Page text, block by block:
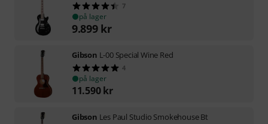
7
på lager
9.899 kr
Gibson L-00 Special Wine Red
4
på lager
11.590 kr
Gibson Les Paul Studio Smokehouse Bt